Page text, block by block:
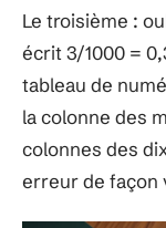
Le troisième :
écrit 3/1000 =
tableau de
la colonne des
colonnes des
erreur de façon